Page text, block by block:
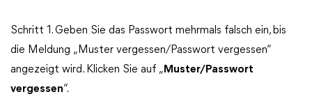
Schritt 1. Geben Sie das Passwort mehrmals falsch ein, bis
die Meldung „Muster vergessen/Passwort vergessen“
angezeigt wird. Klicken Sie auf „ Muster/Passwort
vergessen“.